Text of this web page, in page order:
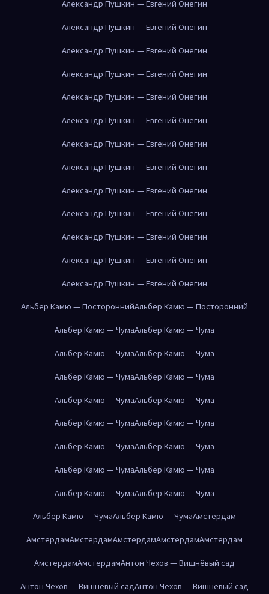
Александр Пушкин — Евгений Онегин
Александр Пушкин — Евгений Онегин
Александр Пушкин — Евгений Онегин
Александр Пушкин — Евгений Онегин
Александр Пушкин — Евгений Онегин
Александр Пушкин — Евгений Онегин
Александр Пушкин — Евгений Онегин
Александр Пушкин — Евгений Онегин
Александр Пушкин — Евгений Онегин
Александр Пушкин — Евгений Онегин
Александр Пушкин — Евгений Онегин
Александр Пушкин — Евгений Онегин
Александр Пушкин — Евгений Онегин
Альбер Камю — ПостороннийАльбер Камю — Посторонний
Альбер Камю — ЧумаАльбер Камю — Чума
Альбер Камю — ЧумаАльбер Камю — Чума
Альбер Камю — ЧумаАльбер Камю — Чума
Альбер Камю — ЧумаАльбер Камю — Чума
Альбер Камю — ЧумаАльбер Камю — Чума
Альбер Камю — ЧумаАльбер Камю — Чума
Альбер Камю — ЧумаАльбер Камю — Чума
Альбер Камю — ЧумаАльбер Камю — Чума
Альбер Камю — ЧумаАльбер Камю — ЧумаАмстердам
АмстердамАмстердамАмстердамАмстердамАмстердам
АмстердамАмстердамАнтон Чехов — Вишнёвый сад
Антон Чехов — Вишнёвый садАнтон Чехов — Вишнёвый сад